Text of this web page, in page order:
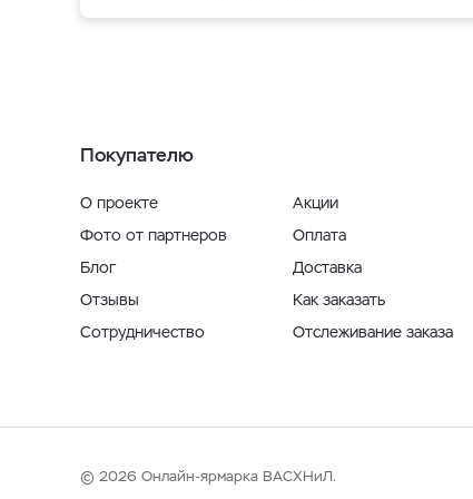
Покупателю
О проекте
Фото от партнеров
Блог
Отзывы
Сотрудничество
Акции
Оплата
Доставка
Как заказать
Отслеживание заказа
© 2026 Онлайн-ярмарка ВАСХНиЛ.